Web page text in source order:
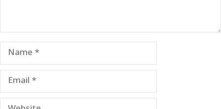
Name
Email
Website